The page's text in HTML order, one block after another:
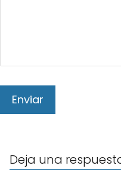
Deja una